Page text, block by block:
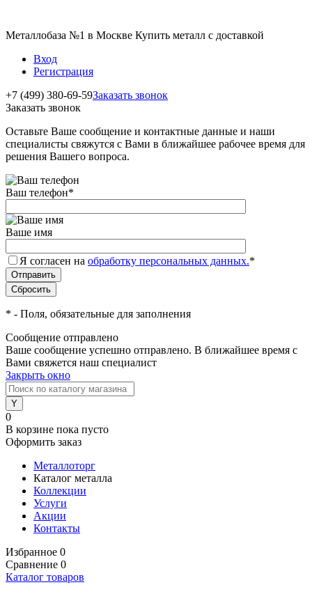
Металлобаза №1 в Москве Купить металл с доставкой
Вход
Регистрация
+7 (499) 380-69-59Заказать звонок
Заказать звонок
Оставьте Ваше сообщение и контактные данные и наши
специалисты свяжутся с Вами в ближайшее рабочее время для
решения Вашего вопроса.
Ваш телефон*
Ваше имя
Я согласен на обработку персональных данных.*
* - Поля, обязательные для заполнения
Сообщение отправлено
Ваше сообщение успешно отправлено. В ближайшее время с
Вами свяжется наш специалист
Закрыть окно
0
В корзине пока пусто
Оформить заказ
Металлоторг
Каталог металла
Коллекции
Услуги
Акции
Контакты
Избранное 0
Сравнение 0
Каталог товаров